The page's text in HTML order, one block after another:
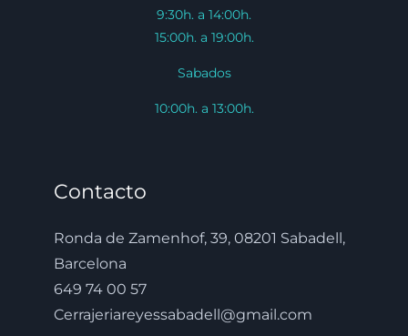
9:30h. a 14:00h.
15:00h. a 19:00h.
Sabados
10:00h. a 13:00h.
Contacto
Ronda de Zamenhof, 39, 08201 Sabadell,
Barcelona
649 74 00 57
Cerrajeriareyessabadell@gmail.com